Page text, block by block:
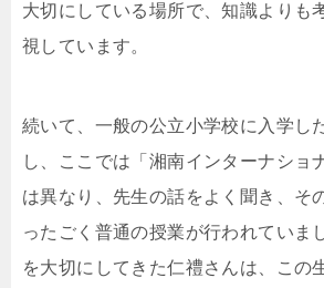
大切にしている場所で、知識よりも
視しています。
続いて、一般の公立小学校に入学し
し、ここでは「湘南インターナショ
は異なり、先生の話をよく聞き、そ
ったごく普通の授業が行われていま
を大切にしてきた仁禮さんは、この